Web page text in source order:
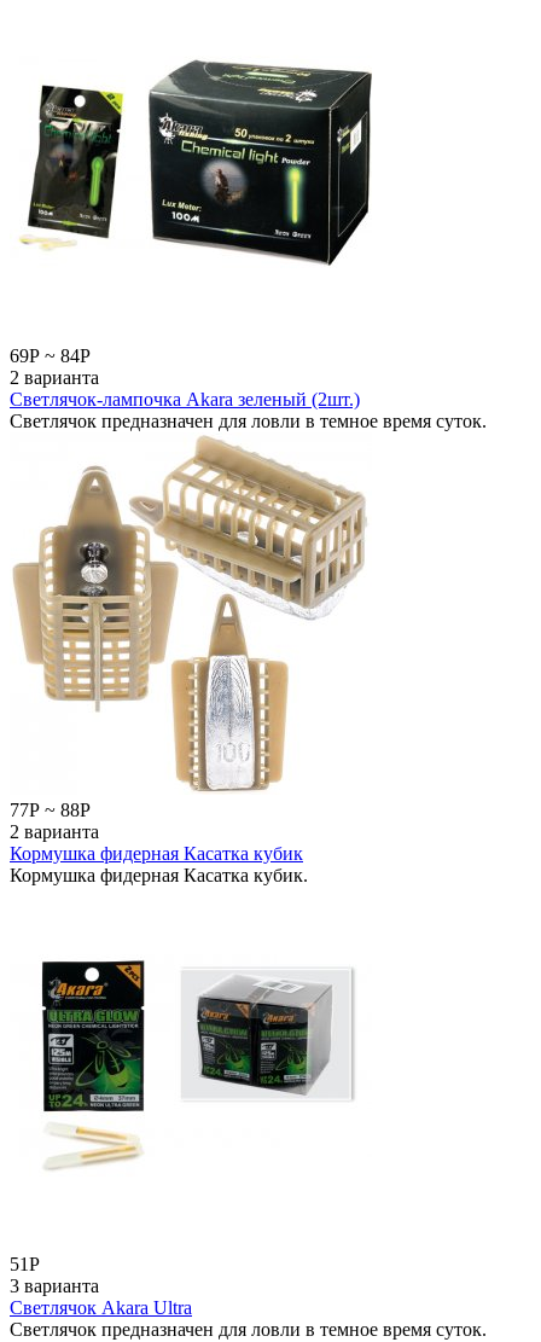
69Р ~ 84Р
2 варианта
Светлячок-лампочка Akara зеленый (2шт.)
Светлячок предназначен для ловли в темное время суток.
77Р ~ 88Р
2 варианта
Кормушка фидерная Касатка кубик
Кормушка фидерная Касатка кубик.
51Р
3 варианта
Светлячок Akara Ultra
Светлячок предназначен для ловли в темное время суток.